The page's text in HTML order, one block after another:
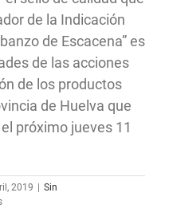
del
de
Escacena”
de la Indicación
de Escacena” es
de las acciones
de los productos
de Huelva que
próximo jueves 11
2019 | Sin
en